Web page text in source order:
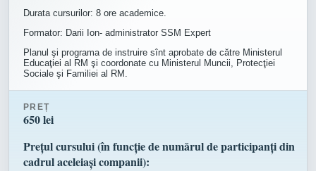
Durata cursurilor: 8 ore academice.
Formator: Darii Ion- administrator SSM Expert
Planul şi programa de instruire sînt aprobate de către Ministerul
Educaţiei al RM şi coordonate cu Ministerul Muncii, Protecţiei
Sociale şi Familiei al RM.
PREȚ
650 lei
Prețul cursului (în funcție de numărul de participanți din
cadrul aceleiași companii):